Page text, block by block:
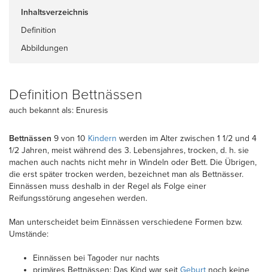
Inhaltsverzeichnis
Definition
Abbildungen
Definition Bettnässen
auch bekannt als: Enuresis
Bettnässen 9 von 10 Kindern werden im Alter zwischen 1 1/2 und 4
1/2 Jahren, meist während des 3. Lebensjahres, trocken, d. h. sie
machen auch nachts nicht mehr in Windeln oder Bett. Die Übrigen,
die erst später trocken werden, bezeichnet man als Bettnässer.
Einnässen muss deshalb in der Regel als Folge einer
Reifungsstörung angesehen werden.
Man unterscheidet beim Einnässen verschiedene Formen bzw.
Umstände:
Einnässen bei Tagoder nur nachts
primäres Bettnässen: Das Kind war seit Geburt noch keine